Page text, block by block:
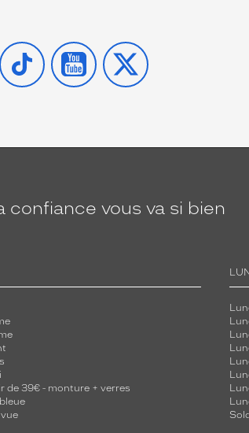
TIKTOK YOUTUBE
X
confiance vous va si bien
de 39€ - monture + verres